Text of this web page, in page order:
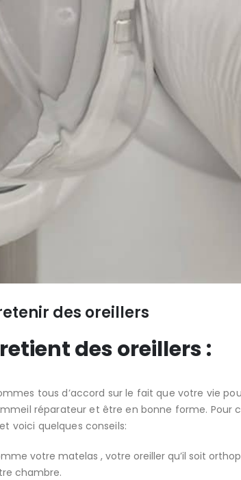
des oreillers
des oreillers :
tous d’accord sur le fait que votre vie
réparateur et être en bonne forme. Pour
voici quelques conseils:
votre matelas , votre oreiller qu’il soit
chambre.